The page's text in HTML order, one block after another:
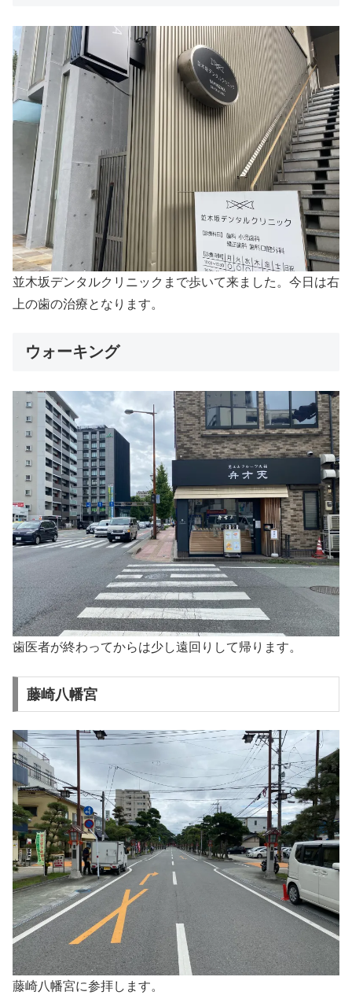
並木坂デンタルクリニックまで歩いて来ました。今日は右
上の歯の治療となります。
ウォーキング
歯医者が終わってからは少し遠回りして帰ります。
藤崎八幡宮
藤崎八幡宮に参拝します。